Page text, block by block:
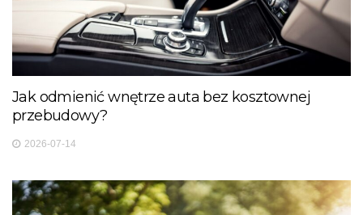
Jak odmienić wnętrze auta bez kosztownej
przebudowy?
2026-07-14